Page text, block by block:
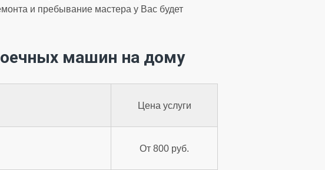
и пребывание мастера у Вас будет
машин на дому
Цена услуги
От 800 руб.